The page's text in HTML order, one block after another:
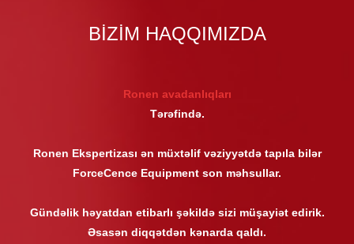
BIZIM HAQQIMIZDA
Ronen avadanlıqları
Tərəfində.
Ronen Ekspertizası ən müxtəlif vəziyyətdə tapıla bilər
ForceCence Equipment son məhsullar.
Gündəlik həyatdan etibarlı şəkildə sizi müşayiət edirik.
Əsasən diqqətdən kənarda qaldı.